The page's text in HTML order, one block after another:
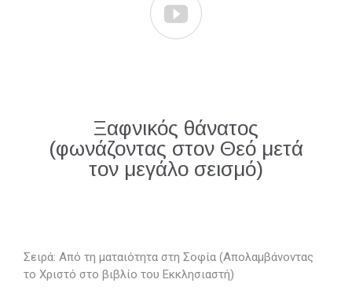

Ξαφνικός θάνατος
(φωνάζοντας στον Θεό μετά
τον μεγάλο σεισμό)
Σειρά: Από τη ματαιότητα στη Σοφία (Απολαμβάνοντας
το Χριστό στο βιβλίο του Εκκλησιαστή)